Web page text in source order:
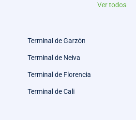
Ver todos
Terminal de Garzón
Terminal de Neiva
Terminal de Florencia
Terminal de Cali